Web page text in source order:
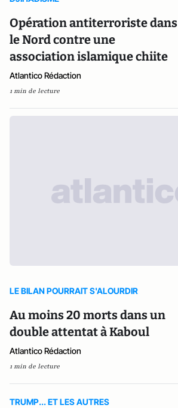
Opération antiterroriste dans
le Nord contre une
association islamique chiite
Atlantico Rédaction
1 min de lecture
LE BILAN POURRAIT S'ALOURDIR
Au moins 20 morts dans un
double attentat à Kaboul
Atlantico Rédaction
1 min de lecture
TRUMP... ET LES AUTRES